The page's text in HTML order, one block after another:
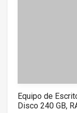
Equipo de
Disco 240 GB,